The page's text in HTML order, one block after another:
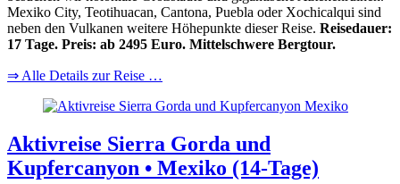
Mexiko City, Teotihuacan, Cantona, Puebla oder Xochicalqui sind
neben den Vulkanen weitere Höhepunkte dieser Reise. Reisedauer:
17 Tage. Preis: ab 2495 Euro. Mittelschwere Bergtour.
⇒ Alle Details zur Reise …
Aktivreise Sierra Gorda und
Kupfercanyon • Mexiko (14-Tage)